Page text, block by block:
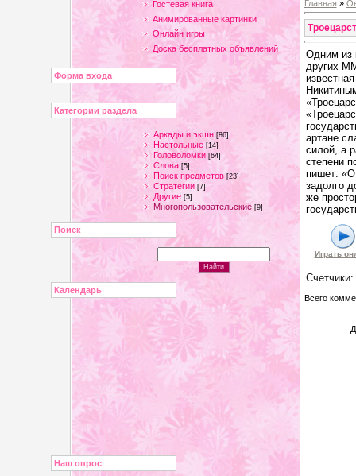
Гостевая книга
Анимированные картинки
Онлайн игры
Доска бесплатных объявлений
Форма входа
Категории раздела
Аркады и экшн [86]
Настольные [14]
Головоломки [64]
Слова [5]
Поиск предметов [23]
Стратегии [7]
Другие [5]
Многопользовательские [9]
Поиск
Календарь
Наш опрос
Главная»
Одним из
других
артане
силой, а
степени
пишет:
задолго
же
Играть
Счетчики:
Всего